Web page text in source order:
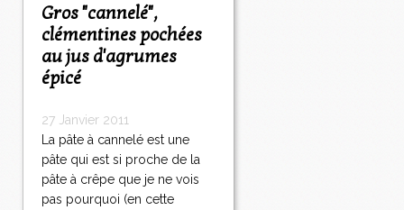
Gros "cannelé",
clémentines pochées
au jus d'agrumes
épicé
27 Janvier 2011
La pâte à cannelé est une
pâte qui est si proche de la
pâte à crêpe que je ne vois
pas pourquoi (en cette